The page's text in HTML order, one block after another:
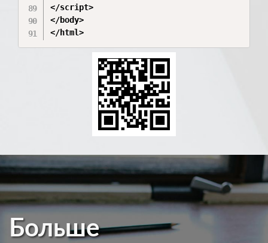
</script>
</body>
</html>
Больше